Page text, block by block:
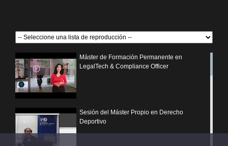
Máster de Formación Permanente en
LegalTech & Compliance Officer
Sesión del Máster Propio en Derecho
Deportivo